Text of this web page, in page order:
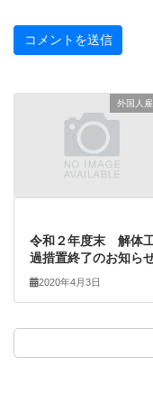
外国人雇
令和２年度末 解体
過措置終了のお知ら
2020年4月3日